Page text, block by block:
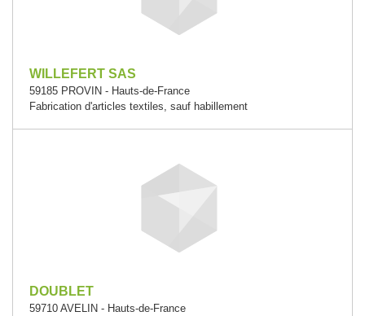
WILLEFERT SAS
59185 PROVIN - Hauts-de-France
Fabrication d'articles textiles, sauf habillement
DOUBLET
59710 AVELIN - Hauts-de-France